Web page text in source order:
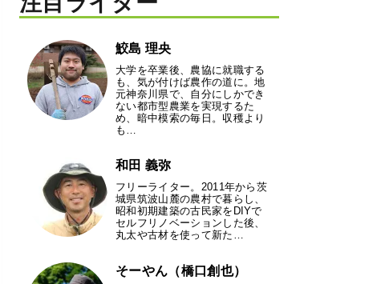
鮫島 理央
大学を卒業後、農協に就職する
も、気が付けば農作の道に。地
元神奈川県で、自分にしかでき
ない都市型農業を実現するた
め、暗中模索の毎日。収穫より
も…
和田 義弥
フリーライター。2011年から茨
城県筑波山麓の農村で暮らし、
昭和初期建築の古民家をDIYで
セルフリノベーションした後、
丸太や古材を使って新た…
そーやん（橋口創也）